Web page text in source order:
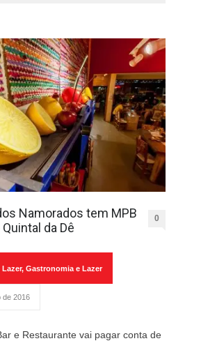
Namorados tem MPB
da Dê
0
, Gastronomia e Lazer
de 2016
e Restaurante vai pagar conta de